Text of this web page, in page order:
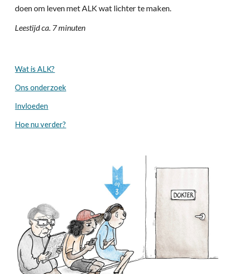
doen om leven met ALK wat lichter te maken.
Leestijd ca. 7 minuten
Wat is ALK?
Ons onderzoek
Invloeden
Hoe nu verder?